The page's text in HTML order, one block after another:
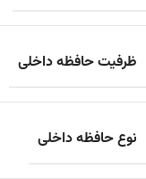
ظرفیت حافظه داخلی
نوع حافظه داخلی